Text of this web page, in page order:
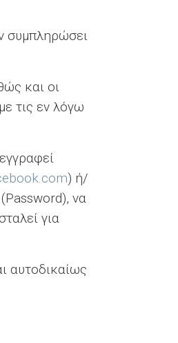
συμπληρώσει
και οι
τις εν λόγω
) ή/
να
για
αυτοδικαίως